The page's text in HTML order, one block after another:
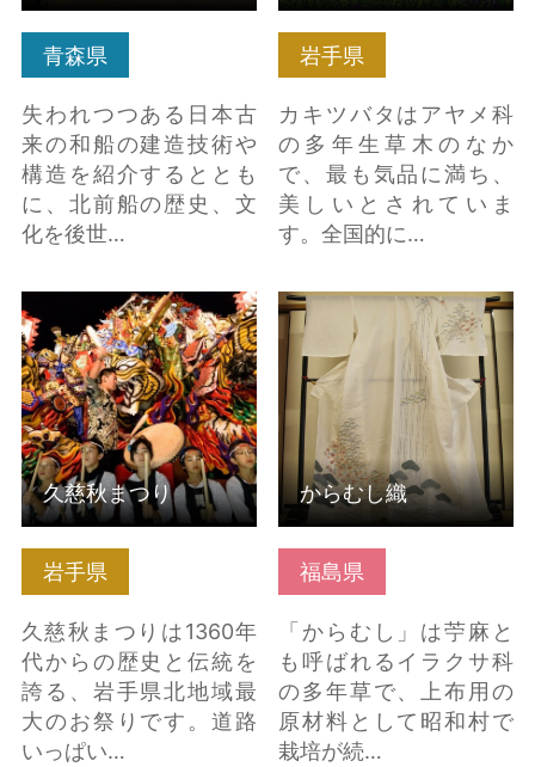
青森県
失われつつある日本古
来の和船の建造技術や
構造を紹介するととも
に、北前船の歴史、文
化を後世…
岩手県
カキツバタはアヤメ科
の多年生草木のなか
で、最も気品に満ち、
美しいとされていま
す。全国的に…
岩手県
久慈秋まつりは1360年
代からの歴史と伝統を
誇る、岩手県北地域最
大のお祭りです。道路
いっぱい…
久慈秋まつり の詳細は
こちら
久慈秋まつり
福島県
「からむし」は苧麻と
も呼ばれるイラクサ科
の多年草で、上布用の
原材料として昭和村で
栽培が続…
からむし織 の詳細はこ
ちら
からむし織